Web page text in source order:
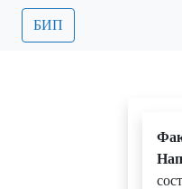
БИП